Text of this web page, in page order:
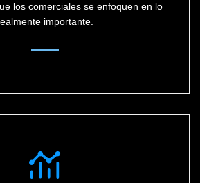
los comerciales se enfoquen en lo
importante.